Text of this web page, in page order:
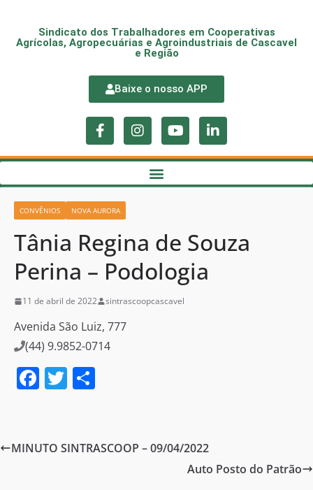
Sindicato dos Trabalhadores em Cooperativas
Agrícolas, Agropecuárias e Agroindustriais de Cascavel
e Região
Baixe o nosso APP
CONVÊNIOS NOVA AURORA
Tânia Regina de Souza
Perina – Podologia
11 de abril de 2022 sintrascoopcascavel
Avenida São Luiz, 777
(44) 9.9852-0714
F
e
T
er e
MINUTO SINTRASCOOP – 09/04/2022
Auto Posto do Patrão